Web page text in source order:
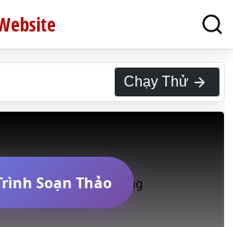
Chạy Thử
border-color trong
Soạn Thảo